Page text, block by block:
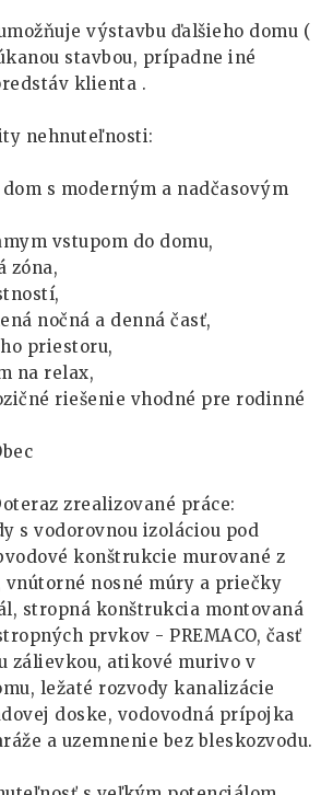
výstavbu ďalšieho domu (
stavbou, prípadne iné
klienta .
nehnuteľnosti:
s moderným a nadčasovým
vstupom do domu,
zóna,
nočná a denná časť,
priestoru,
na relax,
riešenie vhodné pre rodinné
zrealizované práce:
s vodorovnou izoláciou pod
konštrukcie murované z
vnútorné nosné múry a priečky
stropná konštrukcia montovaná
prvkov - PREMACO, časť
zálievkou, atikové murivo v
ležaté rozvody kanalizácie
doske, vodovodná prípojka
a uzemnenie bez bleskozvodu.